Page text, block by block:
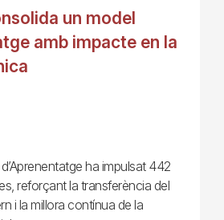
un model
amb impacte en la
ha impulsat 442
reforçant la transferència del
i la millora contínua de la